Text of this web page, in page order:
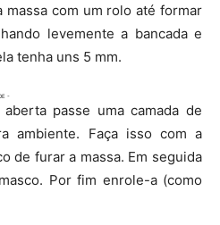
massa com um rolo até formar
levemente a bancada e
tenha uns 5 mm.
passe uma camada de
ambiente. Faça isso com a
de furar a massa. Em seguida
Por fim enrole-a (como